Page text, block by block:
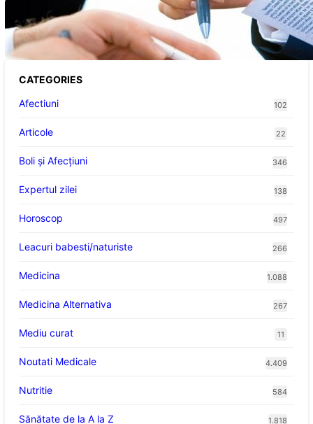
Acordul României cu Banca Mondială: O
Analiză Detaliată a Împrumutului și
Condițiilor Impuse
CATEGORIES
Afectiuni
102
Articole 22
Boli și Afecțiuni 346
Expertul zilei 138
Horoscop 497
Leacuri babesti/naturiste 266
Medicina 1.088
Medicina Alternativa 267
Mediu curat 11
Noutati Medicale 4.409
Nutritie 584
Sănătate de la A la Z 1.818